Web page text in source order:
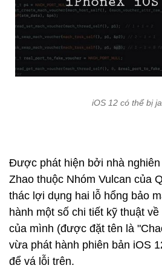
iOS 12 có thể bị
Được phát hiện bởi nhà
Zhao thuộc Nhóm Vulcan của
thác lợi dụng hai lỗ hổng bảo
hành một số chi tiết kỹ thuật
của mình (được đặt tên là
vừa phát hành phiên bản iOS
để vá lỗi trên.